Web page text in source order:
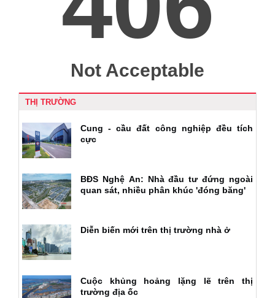
THỊ TRƯỜNG
Cung - cầu đất công nghiệp đều tích
cực
BĐS Nghệ An: Nhà đầu tư đứng ngoài
quan sát, nhiều phân khúc 'đóng băng'
Diễn biến mới trên thị trường nhà ở
Cuộc khủng hoảng lặng lẽ trên thị
trường địa ốc